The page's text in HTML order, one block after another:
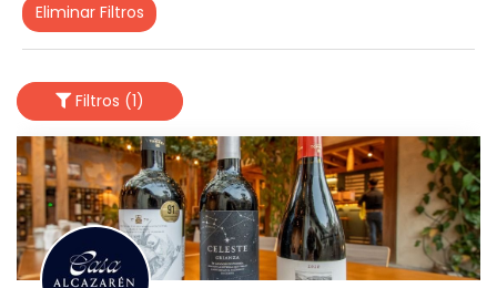
Eliminar Filtros
Filtros (1)